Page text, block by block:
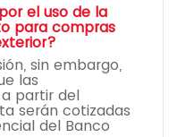
el uso de la
para compras
sin embargo,
las
partir del
serán cotizadas
del Banco